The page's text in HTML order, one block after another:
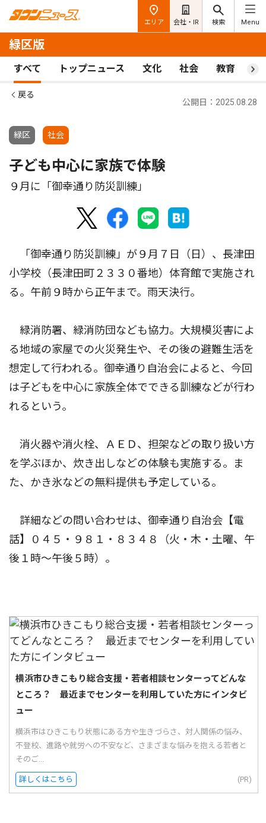
エリア 会社・IR 検索 Menu
緑区版
すべて トップニュース 文化 社会 教育 ス
戻る
緑区 社会
公開日：2025.08.28
子ども中心に家族で体験
９月に「御幸通り防災訓練」
「御幸通り防災訓練」が９月７日（日）、長津田
小学校（長津田町２３３０番地）体育館で実施され
る。午前９時から正午まで。雨天決行。
緑消防署、緑消防団なども協力。大規模災害によ
る地域の家屋での火災発生や、その後の避難生活を
想定して行われる。御幸通り自治会によると、今回
は子どもを中心に家族全体でできる訓練などが行わ
れるという。
消火器や消火栓、ＡＥＤ、担架などの取り扱い方
を学ぶほか、炊き出しなどの体験も実施する。ま
た、かき氷などの無料提供も予定している。
詳細などの問い合わせは、御幸通り自治会【電
話】０４５・９８１・８３４８（火・木・土曜、午
後１時〜午後５時）。
横浜市ひきこもり総合支援・若者相談センターってどんな
ところ？ 最近までセンターを利用していた方にインタビ
ュー
横浜市はひきこもり状態にある方や生きづらさ、対人関係の悩み、
不登校、進路や就労への不安など、さまざまな悩みを抱える若者と
そのご...
詳しくはこちら (PR)